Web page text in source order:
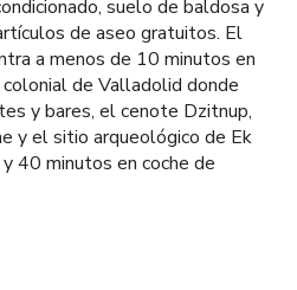
suelo de baldosa y
de aseo gratuitos. El
a menos de 10 minutos en
de Valladolid donde
y bares, el cenote Dzitnup,
y el sitio arqueológico de Ek
40 minutos en coche de